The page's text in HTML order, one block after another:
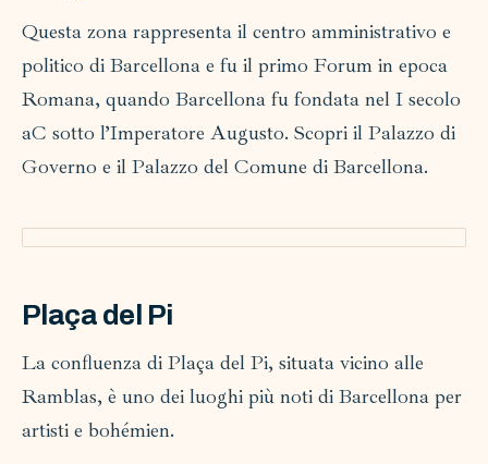
Questa zona rappresenta il centro amministrativo e
politico di Barcellona e fu il primo Forum in epoca
Romana, quando Barcellona fu fondata nel I secolo
aC sotto l’Imperatore Augusto. Scopri il Palazzo di
Governo e il Palazzo del Comune di Barcellona.
Plaça del Pi
La confluenza di Plaça del Pi, situata vicino alle
Ramblas, è uno dei luoghi più noti di Barcellona per
artisti e bohémien.